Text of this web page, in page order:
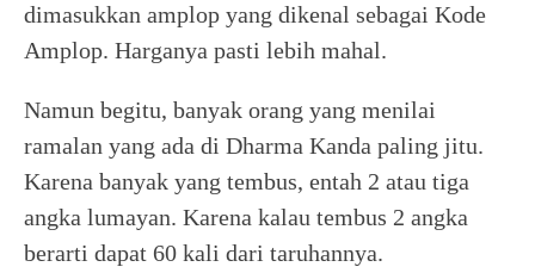
dimasukkan amplop yang dikenal sebagai Kode
Amplop. Harganya pasti lebih mahal.
Namun begitu, banyak orang yang menilai
ramalan yang ada di Dharma Kanda paling jitu.
Karena banyak yang tembus, entah 2 atau tiga
angka lumayan. Karena kalau tembus 2 angka
berarti dapat 60 kali dari taruhannya.